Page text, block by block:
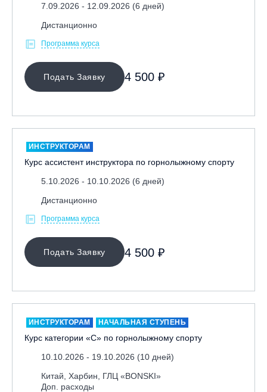
МЕСТО ПРОВЕДЕНИЯ
ОЧИСТИТЬ ФИЛЬТР
7.09.2026 - 12.09.2026 (6 дней)
Дистанционно
Программа курса
Подать Заявку 4 500 ₽
ИНСТРУКТОРАМ
Курс ассистент инструктора по горнолыжному спорту
5.10.2026 - 10.10.2026 (6 дней)
Дистанционно
Программа курса
Подать Заявку 4 500 ₽
ИНСТРУКТОРАМ НАЧАЛЬНАЯ СТУПЕНЬ
Курс категории «С» по горнолыжному спорту
10.10.2026 - 19.10.2026 (10 дней)
Китай, Харбин, ГЛЦ «BONSKI»
Доп. расходы